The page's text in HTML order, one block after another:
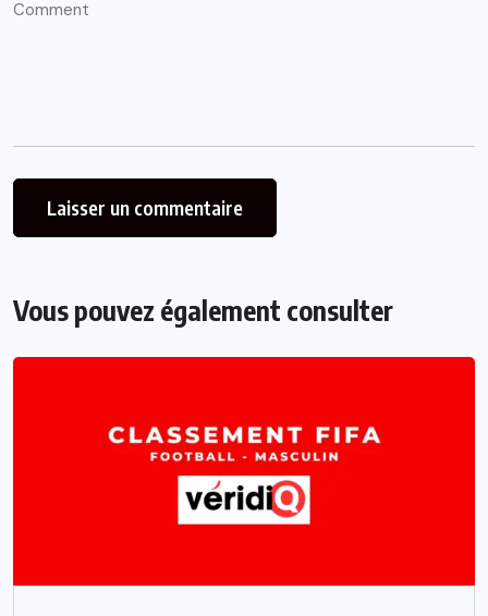
Vous pouvez également consulter